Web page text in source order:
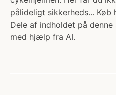
pålideligt sikkerheds... Køb
Dele af indholdet på
med hjælp fra AI.